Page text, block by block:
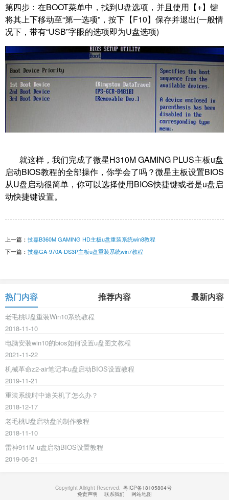
第四步： 在BOOT菜单中，找到U盘选项，并且使用 【+】键
将其上下移动至“第一选项”，按下【F10】保存并退出(一般情
况下，带有“USB”字眼的选项即为U盘选项)
就这样，我们完成了微星H310M GAMING PLUS主板u盘
启动BIOS教程的全部操作，你学会了吗？微星主板设置BIOS
从U盘启动很简单，你可以选择使用BIOS快捷键或者是u盘启
动快捷键设置。
上一篇： 技嘉B360M GAMING HD主板u盘重装系统win8教程
下一篇： 技嘉GA-970A-DS3P主板u盘重装系统win7教程
热门内容 推荐内容 最新内容
老毛桃U盘重装Win10系统教程
2018-11-10
电脑安装win10的bios如何设置u盘图文教程
2021-11-22
机械革命z2-air笔记本u盘启动BIOS设置教程
2019-11-21
重装系统时中途关机了怎么办？
2018-12-17
老毛桃U盘启动盘的制作教程
2018-11-10
雷神911M u盘启动BIOS设置教程
2019-06-21
Copyright Allright Reserved.
粤ICP备18105804号
免责声明
联系我们 网站地图